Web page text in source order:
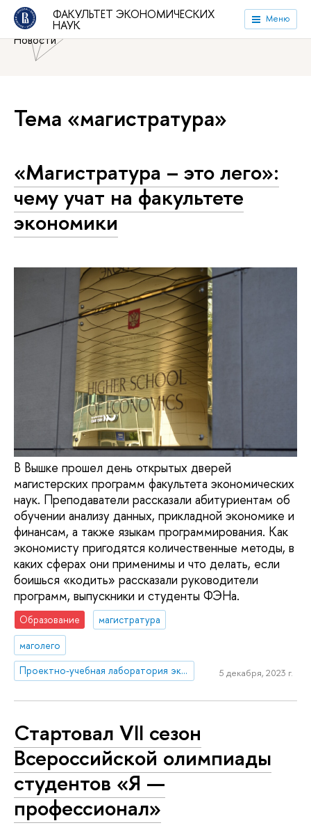
ФАКУЛЬТЕТ ЭКОНОМИЧЕСКИХ
НАУК Меню
Национальный исследовательский университет «Высшая
школа экономики»
Факультет экономических наук
Новости
Тема «магистратура»
«Магистратура – это лего»:
чему учат на факультете
экономики
В Вышке прошел день открытых дверей
магистерских программ факультета экономических
наук. Преподаватели рассказали абитуриентам об
обучении анализу данных, прикладной экономике и
финансам, а также языкам программирования. Как
экономисту пригодятся количественные методы, в
каких сферах они применимы и что делать, если
боишься «кодить» рассказали руководители
программ, выпускники и студенты ФЭНа.
Образование
магистратура
маголего
Проектно-учебная лаборатория экономической журналистики
5 декабря, 2023 г.
Стартовал VII сезон
Всероссийской олимпиады
студентов «Я —
профессионал»